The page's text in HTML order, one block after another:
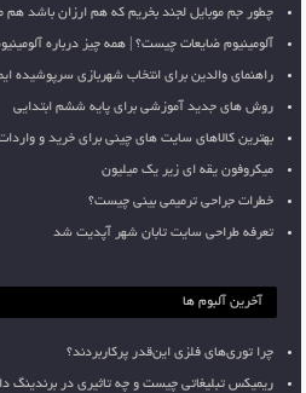
چطور جم موبایل لجند بخریم که هم ارزان باشد هم
آلومینیوم ضایعات چیست؟ | همه چیز درباره
راهنمای والدین برای انتخاب شهربازی سرپوشیده
روش های جدید آموزشی برای پایه ششم ابتدایی
بهترین کالاهای سایت های چینی برای خرید و
میکروفون یقه ای زیر یک میلیون
خطرات جراحی ترمیمی بینی چیست؟
تعرفه طراحی سایت تابان شهر آپدیت شد
آخرین آلبوم ها
چرا توری‌های فلزی این‌قدر پرکاربردند؟
ریمیکس تبلیغاتی چیست و چه تاثیری در برندینگ